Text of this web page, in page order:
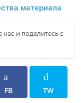
и поделитесь с
FB TW